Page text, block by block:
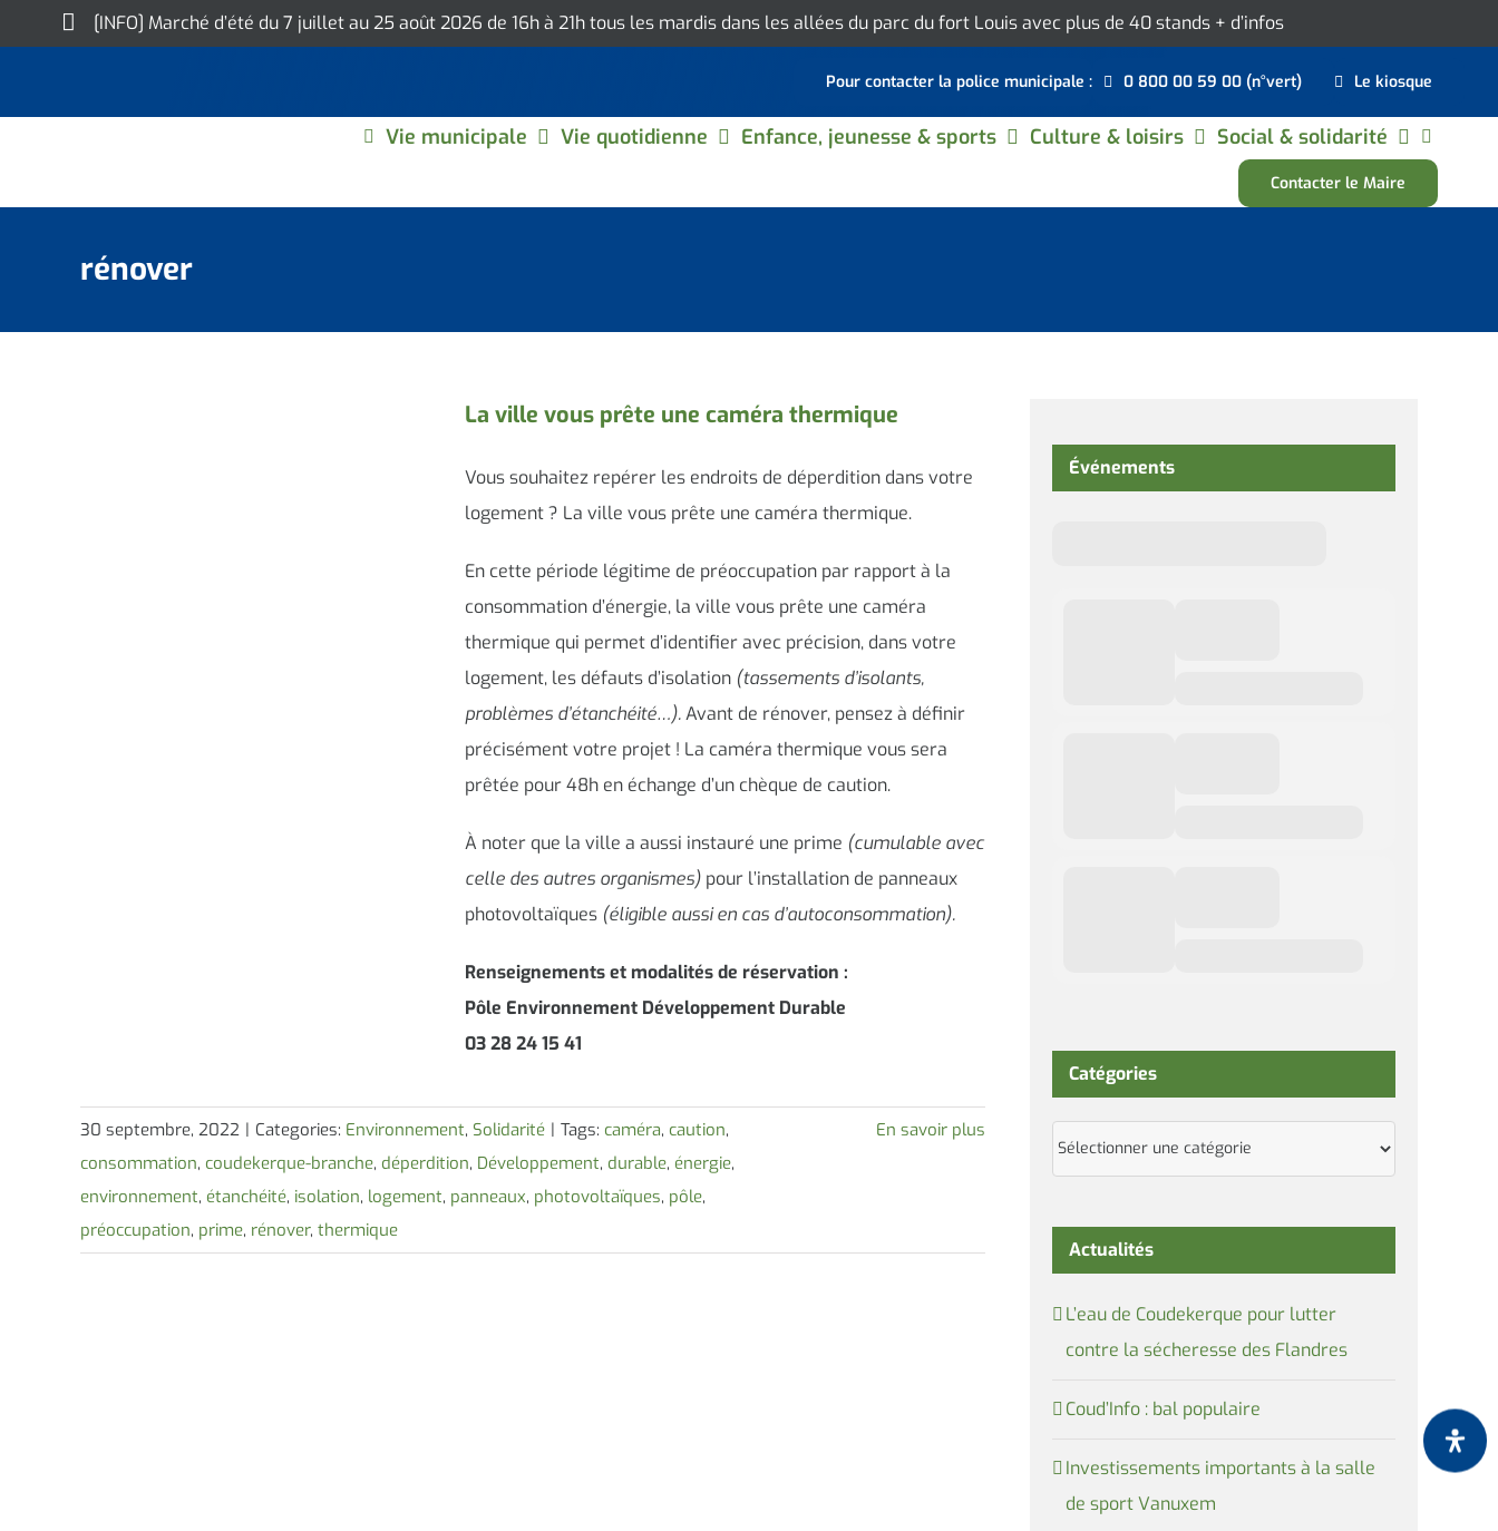
to
[INFO] Marché d’été du 7 juillet au 25 août 2026 de 16h à 21h tous les mardis dans les allées du parc du fort Louis avec plus de 40 stands + d’infos
Pour contacter la police municipale : 0 800 00 59 00 (n°vert) Le kiosque
Vie municipale Vie quotidienne Enfance, jeunesse & sports Culture & loisirs Social & solidarité
Contacter le Maire
rénover
La ville vous prête une caméra thermique
Vous souhaitez repérer les endroits de déperdition dans votre
logement ? La ville vous prête une caméra thermique.
En cette période légitime de préoccupation par rapport à la
consommation d’énergie, la ville vous prête une caméra
thermique qui permet d’identifier avec précision, dans votre
logement, les défauts d’isolation (tassements d’isolants,
problèmes d’étanchéité…).Avant de rénover, pensez à définir
précisément votre projet ! La caméra thermique vous sera
prêtée pour 48h en échange d’un chèque de caution.
À noter que la ville a aussi instauré une prime (cumulable avec
celle des autres organismes) pour l’installation de panneaux
photovoltaïques (éligible aussi en cas d’autoconsommation).
Renseignements et modalités de réservation :
Pôle Environnement Développement Durable
03 28 24 15 41
30 septembre, 2022 | Categories: Environnement, Solidarité | Tags: caméra, caution,
consommation, coudekerque-branche, déperdition, Développement, durable, énergie,
environnement, étanchéité, isolation, logement, panneaux, photovoltaïques, pôle,
préoccupation, prime, rénover, thermique
En savoir plus
Événements
Catégories
Catégories
Actualités
L’eau de Coudekerque pour lutter
contre la sécheresse des Flandres
Coud’Info : bal populaire
Investissements importants à la salle
de sport Vanuxem